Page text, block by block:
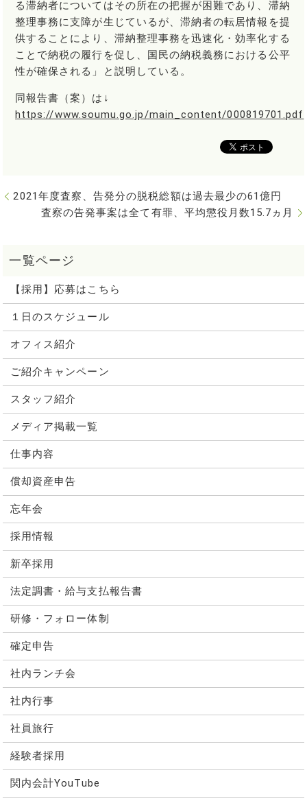
る滞納者についてはその所在の把握が困難であり、滞納
整理事務に支障が生じているが、滞納者の転居情報を提
供することにより、滞納整理事務を迅速化・効率化する
ことで納税の履行を促し、国民の納税義務における公平
性が確保される」と説明している。
同報告書（案）は↓
https://www.soumu.go.jp/main_content/000819701.pdf
2021年度査察、告発分の脱税総額は過去最少の61億円
査察の告発事案は全て有罪、平均懲役月数15.7ヵ月
【採用】応募はこちら
１日のスケジュール
オフィス紹介
ご紹介キャンペーン
スタッフ紹介
メディア掲載一覧
仕事内容
償却資産申告
忘年会
採用情報
新卒採用
法定調書・給与支払報告書
研修・フォロー体制
確定申告
社内ランチ会
社内行事
社員旅行
経験者採用
関内会計YouTube